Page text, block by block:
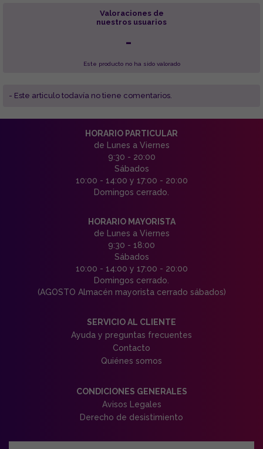
Valoraciones de
nuestros usuarios
-
Este producto no ha sido valorado
- Este articulo todavía no tiene comentarios.
HORARIO PARTICULAR
de Lunes a Viernes
9:30 - 20:00
Sábados
10:00 - 14:00 y 17:00 - 20:00
Domingos cerrado.
HORARIO MAYORISTA
de Lunes a Viernes
9:30 - 18:00
Sábados
10:00 - 14:00 y 17:00 - 20:00
Domingos cerrado.
(AGOSTO Almacén mayorista cerrado sábados)
SERVICIO AL CLIENTE
Ayuda y preguntas frecuentes
Contacto
Quiénes somos
CONDICIONES GENERALES
Avisos Legales
Derecho de desistimiento